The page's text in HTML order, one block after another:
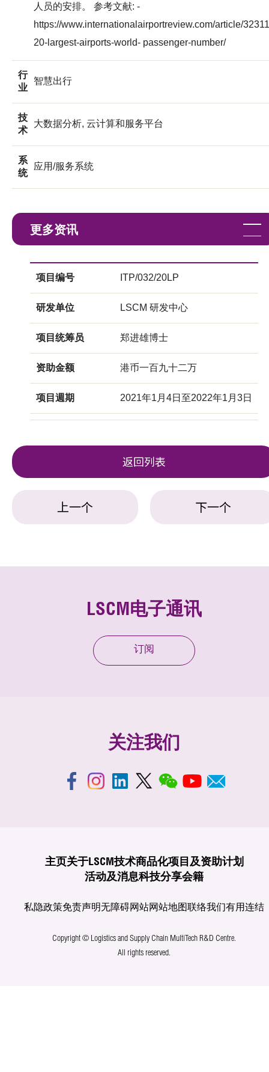
人员的安排。 参考文献: -
https://www.internationalairportreview.com/article/
20-largest-airports-world- passenger-number/
行
业
智慧出行
技
术
大数据分析, 云计算和服务平台
系
统
应用/服务系统
更多资讯
项目编号 ITP/032/20LP
研发单位 LSCM 研发中心
项目统筹员 郑进雄博士
资助金额 港币一百九十二万
项目週期 2021年1月4日至2022年1月3日
返回列表
上一个 下一个
LSCM电子通讯
订阅
关注我们
主页关于LSCM技术商品化项目及资助计划
活动及消息科技分享会籍
私隐政策免责声明无障碍网站网站地图联络我们有用连结
Copyright © Logistics and Supply Chain MultiTech R&D Centre.
All rights reserved.